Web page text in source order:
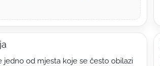
jedno od mjesta koje se često obilazi